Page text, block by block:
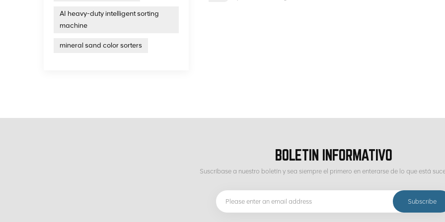
AI heavy-duty intelligent sorting
machine
mineral sand color sorters
BOLETIN INFORMATIVO
Suscríbase a nuestro boletín y sea siempre el primero en enterarse de lo que está